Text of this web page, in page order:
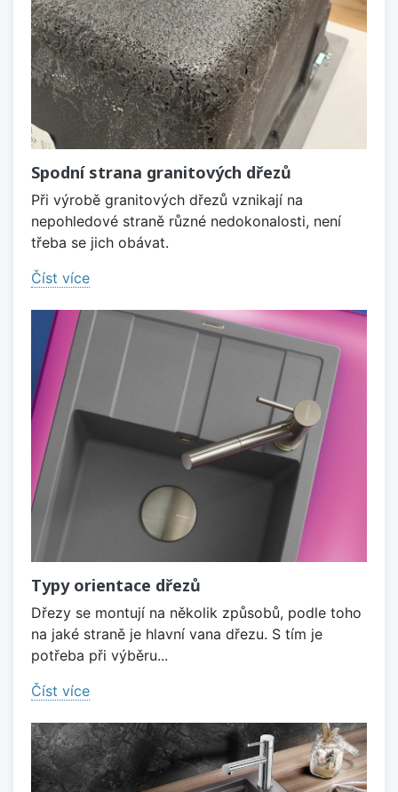
Spodní strana granitových dřezů
Při výrobě granitových dřezů vznikají na
nepohledové straně různé nedokonalosti, není
třeba se jich obávat.
Číst více
Typy orientace dřezů
Dřezy se montují na několik způsobů, podle toho
na jaké straně je hlavní vana dřezu. S tím je
potřeba při výběru...
Číst více